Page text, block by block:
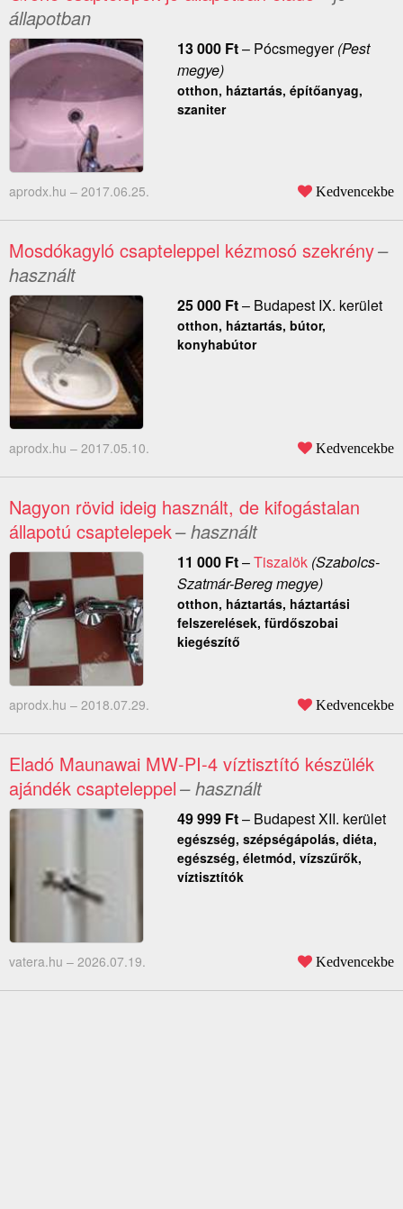
állapotban
13 000 Ft– Pócsmegyer(Pest
megye)
otthon, háztartás, építőanyag,
szaniter
aprodx.hu – 2017.06.25. Kedvencekbe
Mosdókagyló csapteleppel kézmosó szekrény–
használt
25 000 Ft– Budapest IX. kerület
otthon, háztartás, bútor,
konyhabútor
aprodx.hu – 2017.05.10. Kedvencekbe
Nagyon rövid ideig használt, de kifogástalan
állapotú csaptelepek– használt
11 000 Ft–Tiszalök(Szabolcs-
Szatmár-Bereg megye)
otthon, háztartás, háztartási
felszerelések, fürdőszobai
kiegészítő
aprodx.hu – 2018.07.29. Kedvencekbe
Eladó Maunawai MW-PI-4 víztisztító készülék
ajándék csapteleppel– használt
49 999 Ft– Budapest XII. kerület
egészség, szépségápolás, diéta,
egészség, életmód, vízszűrők,
víztisztítók
vatera.hu – 2026.07.19. Kedvencekbe